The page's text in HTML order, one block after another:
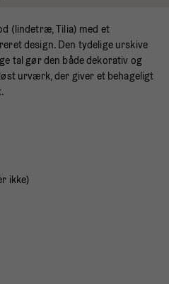
(lindetræ, Tilia) med et
design. Den tydelige urskive
tal gør den både dekorativ og
urværk, der giver et behageligt
ikke)